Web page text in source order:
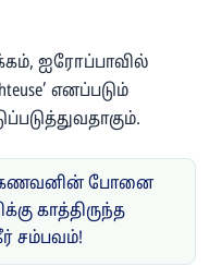
ஐரோப்பாவில்
எனப்படும்
போனை
காத்திருந்த
சம்பவம்!